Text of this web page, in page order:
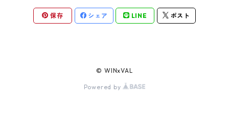
保存 シェア LINE ポスト
© WINxVAL
Powered by